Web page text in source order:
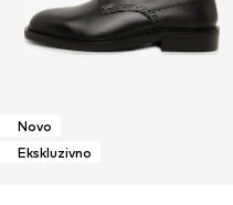
Novo
Ekskluzivno